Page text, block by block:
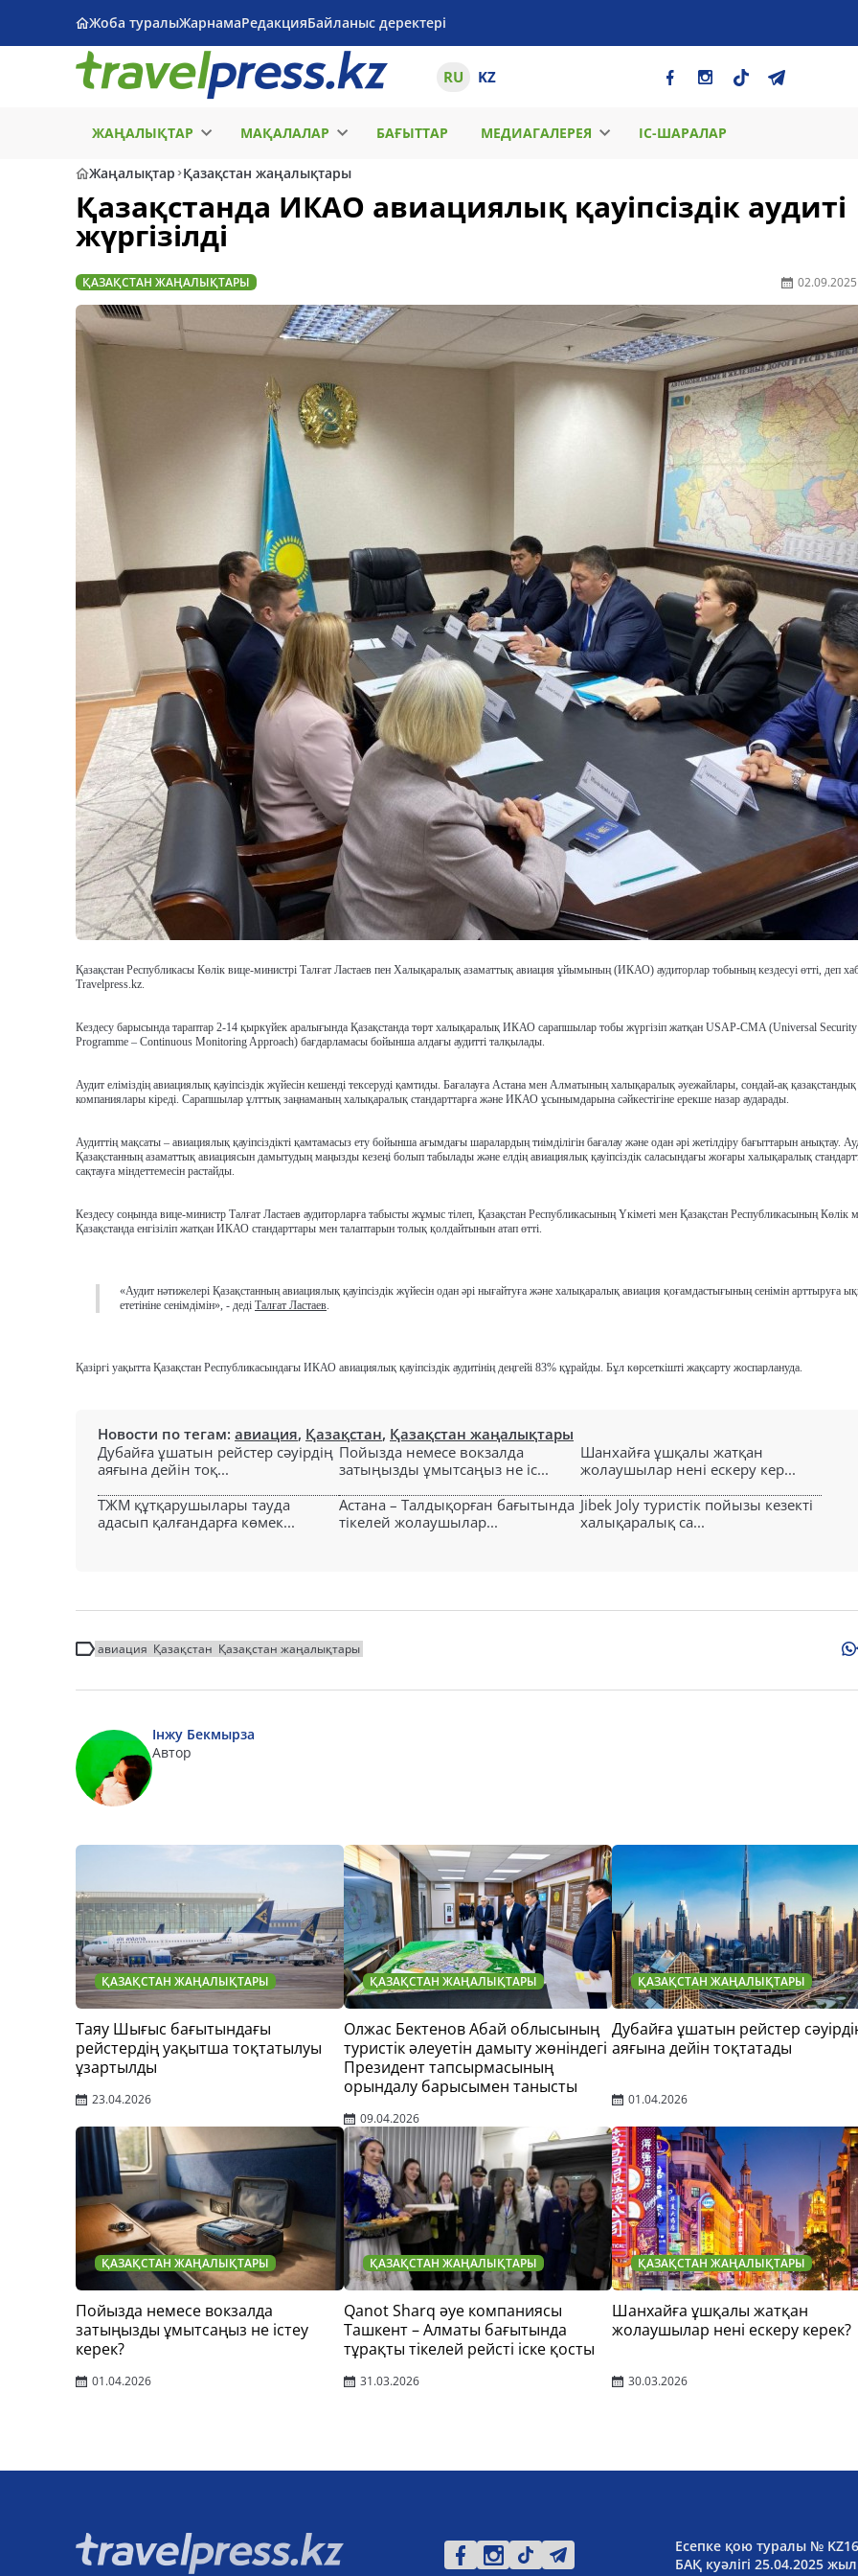
Жоба туралыЖарнамаРедакцияБайланыс деректері
RU KZ
ЖАҢАЛЫҚТАР МАҚАЛАЛАР БАҒЫТТАР МЕДИАГАЛЕРЕЯ ІС-ШАРАЛАР
Жаңалықтар Қазақстан жаңалықтары
Қазақстанда ИКАО авиациялық қауіпсіздік аудиті
жүргізілді
ҚАЗАҚСТАН ЖАҢАЛЫҚТАРЫ 02.09.2025
Қазақстан Республикасы Көлік вице-министрі Талғат Ластаев пен Халықаралық азаматтық авиация ұйымының (ИКАО) аудиторлар тобының кездесуі өтті, деп
Travelpress.kz.
Кездесу барысында тараптар 2-14 қыркүйек аралығында Қазақстанда төрт халықаралық ИКАО сарапшылар тобы жүргізіп жатқан USAP-CMA (Universal
Programme – Continuous Monitoring Approach) бағдарламасы бойынша алдағы аудитті талқылады.
Аудит еліміздің авиациялық қауіпсіздік жүйесін кешенді тексеруді қамтиды. Бағалауға Астана мен Алматының халықаралық әуежайлары, сондай-ақ қазақстандық
компаниялары кіреді. Сарапшылар ұлттық заңнаманың халықаралық стандарттарға және ИКАО ұсынымдарына сәйкестігіне ерекше назар аударады.
Аудиттің мақсаты – авиациялық қауіпсіздікті қамтамасыз ету бойынша ағымдағы шаралардың тиімділігін бағалау және одан әрі жетілдіру бағыттарын анықтау.
Қазақстанның азаматтық авиациясын дамытудың маңызды кезеңі болып табылады және елдің авиациялық қауіпсіздік саласындағы жоғары халықаралық
сақтауға міндеттемесін растайды.
Кездесу соңында вице-министр Талғат Ластаев аудиторларға табысты жұмыс тілеп, Қазақстан Республикасының Үкіметі мен Қазақстан Республикасының Көлік
Қазақстанда енгізіліп жатқан ИКАО стандарттары мен талаптарын толық қолдайтынын атап өтті.
«Аудит нәтижелері Қазақстанның авиациялық қауіпсіздік жүйесін одан әрі нығайтуға және халықаралық авиация қоғамдастығының сенімін арттыруға
ететініне сенімдімін», - деді Талғат Ластаев.
Қазіргі уақытта Қазақстан Республикасындағы ИКАО авиациялық қауіпсіздік аудитінің деңгейі 83% құрайды. Бұл көрсеткішті жақсарту жоспарлануда.
Новости по тегам: авиация, Қазақстан, Қазақстан жаңалықтары
Дубайға ұшатын рейстер сәуірдің
аяғына дейін тоқ...
Пойызда немесе вокзалда
затыңызды ұмытсаңыз не іс...
Шанхайға ұшқалы жатқан
жолаушылар нені ескеру кер...
ТЖМ құтқарушылары тауда
адасып қалғандарға көмек...
Астана – Талдықорған бағытында
тікелей жолаушылар...
Jibek Joly туристік пойызы кезекті
халықаралық са...
авиация Қазақстан Қазақстан жаңалықтары
Інжу Бекмырза
Автор
ҚАЗАҚСТАН ЖАҢАЛЫҚТАРЫ
Таяу Шығыс бағытындағы
рейстердің уақытша тоқтатылуы
ұзартылды
23.04.2026
ҚАЗАҚСТАН ЖАҢАЛЫҚТАРЫ
Олжас Бектенов Абай облысының
туристік әлеуетін дамыту жөніндегі
Президент тапсырмасының
орындалу барысымен танысты
09.04.2026
ҚАЗАҚСТАН ЖАҢАЛЫҚТАРЫ
Дубайға ұшатын рейстер
аяғына дейін тоқтатады
01.04.2026
ҚАЗАҚСТАН ЖАҢАЛЫҚТАРЫ
Пойызда немесе вокзалда
затыңызды ұмытсаңыз не істеу
керек?
01.04.2026
ҚАЗАҚСТАН ЖАҢАЛЫҚТАРЫ
Qanot Sharq әуе компаниясы
Ташкент – Алматы бағытында
тұрақты тікелей рейсті іске қосты
31.03.2026
ҚАЗАҚСТАН ЖАҢАЛЫҚТАРЫ
Шанхайға ұшқалы жатқан
жолаушылар нені ескеру керек?
30.03.2026
Есепке қою туралы №
БАҚ куәлігі 25.04.2025